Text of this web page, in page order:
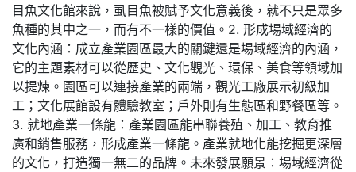
目魚文化館來說，虱目魚被賦予文化意義後，就不只是眾多
魚種的其中之一，而有不一樣的價值。2. 形成場域經濟的
文化內涵：成立產業園區最大的關鍵還是場域經濟的內涵，
它的主題素材可以從歷史、文化觀光、環保、美食等領域加
以提煉。園區可以連接產業的兩端，觀光工廠展示初級加
工；文化展館設有體驗教室；戶外則有生態區和野餐區等。
3. 就地產業一條龍：產業園區能串聯養殖、加工、教育推
廣和銷售服務，形成產業一條龍。產業就地化能挖掘更深層
的文化，打造獨一無二的品牌。未來發展願景：場域經濟從